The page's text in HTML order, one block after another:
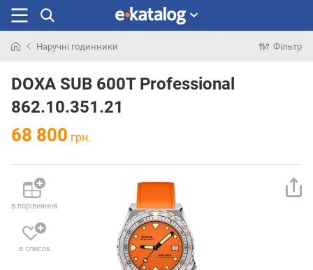
раніше
Наручні годинники Фільтр
DOXA SUB 600T Professional
862.10.351.21
68 800 грн.
в порівняння
в список